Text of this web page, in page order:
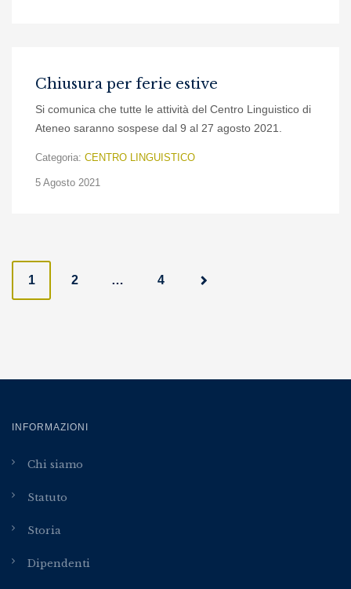
Chiusura per ferie estive
Si comunica che tutte le attività del Centro Linguistico di
Ateneo saranno sospese dal 9 al 27 agosto 2021.
Categoria: CENTRO LINGUISTICO
5 Agosto 2021
Posts
1 2 … 4
INFORMAZIONI
Chi siamo
Statuto
Storia
Dipendenti